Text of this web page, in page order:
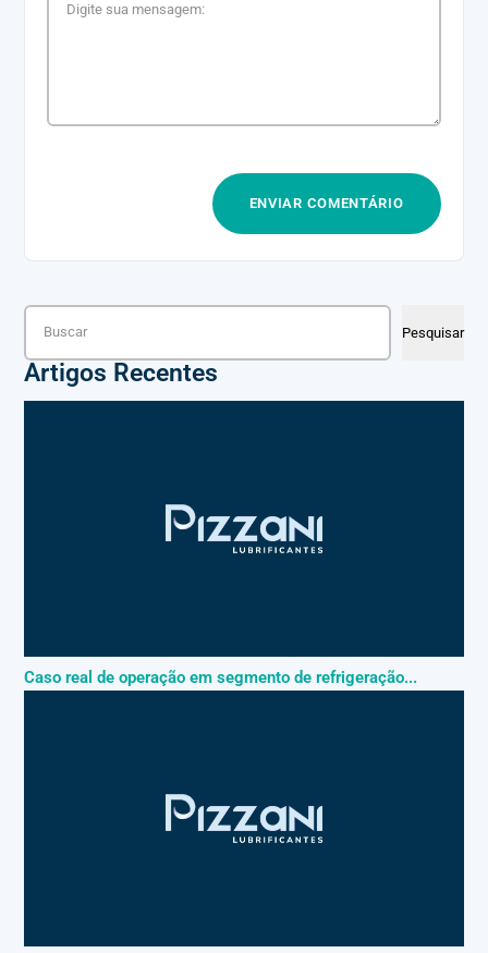
Pesquisar
Artigos Recentes
Caso real de operação em segmento de refrigeração...